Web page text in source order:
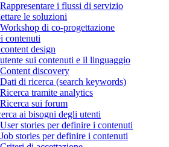
i flussi di servizio
le soluzioni
di co-progettazione
contenuti
design
sui contenuti e il linguaggio
discovery
di ricerca (search keywords)
tramite analytics
sui forum
ai bisogni degli utenti
stories per definire i contenuti
stories per definire i contenuti